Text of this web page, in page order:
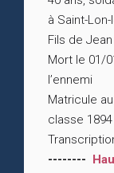
à Saint-
Fils de
Mort le 01/
l’ennemi
Matricule
classe 1894
--------